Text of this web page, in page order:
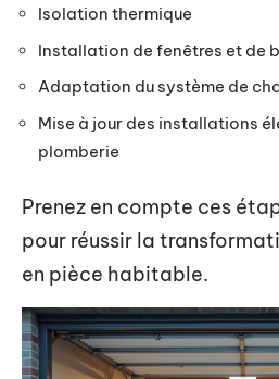
Isolation thermique
Installation de fenêtres et de
Adaptation du système de
Mise à jour des installations
plomberie
Prenez en compte ces
pour réussir la
en pièce habitable.